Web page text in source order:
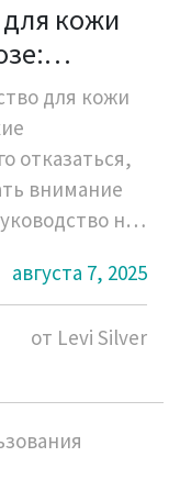
кожи
для кожи
отказаться,
внимание
на
августа 7, 2025
от Levi Silver